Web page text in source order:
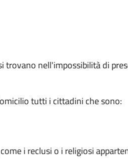
trovano nell'impossibilità di
tutti i cittadini che sono:
i reclusi o i religiosi